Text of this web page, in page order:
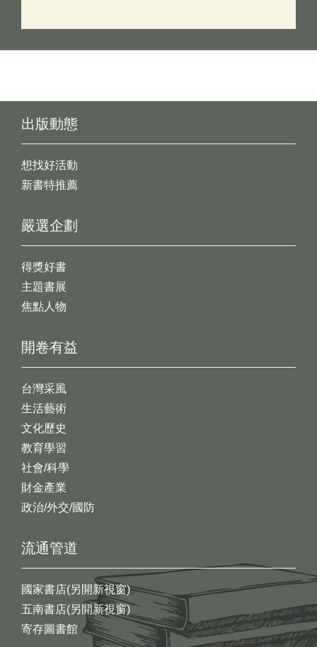
出版動態
想找好活動
新書特推薦
開卷有益
台灣采風
生活藝術
文化歷史
教育學習
社會/科學
財金產業
政治/外交/國防
嚴選企劃
得獎好書
主題書展
焦點人物
流通管道
國家書店(另開新視窗)
五南書店(另開新視窗)
寄存圖書館